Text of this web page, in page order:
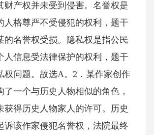
财产权并未受到侵害。名誉权是
人格尊严不受侵犯的权利，题干
的名誉权受损。隐私权是指公民
人信息受法律保护的权利，题干
权问题。故选A。2．某作家创作
了一个与历史人物相似的角色，
获得历史人物家人的许可。历史
诉该作家侵犯名誉权，法院最终